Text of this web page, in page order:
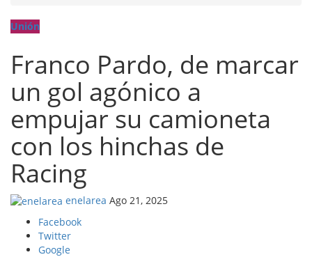
Unión
Franco Pardo, de marcar
un gol agónico a
empujar su camioneta
con los hinchas de
Racing
enelarea Ago 21, 2025
Facebook
Twitter
Google